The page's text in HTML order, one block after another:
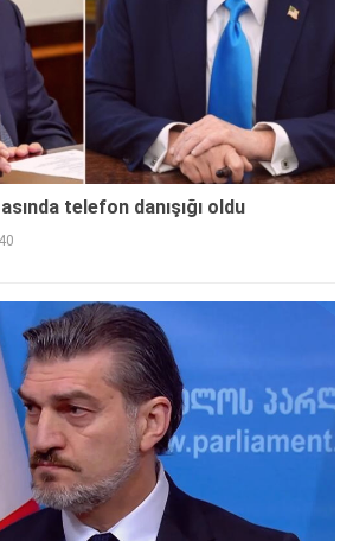
telefon danışığı oldu